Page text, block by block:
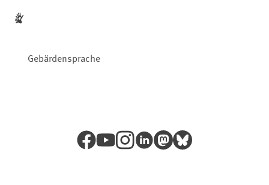
Gebärdensprache